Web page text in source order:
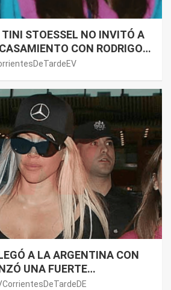
TINI STOESSEL NO INVITÓ A
CON RODRIGO
A LA ARGENTINA CON
UNA FUERTE
MAURO ICARDI
CorrientesDeTardeDE